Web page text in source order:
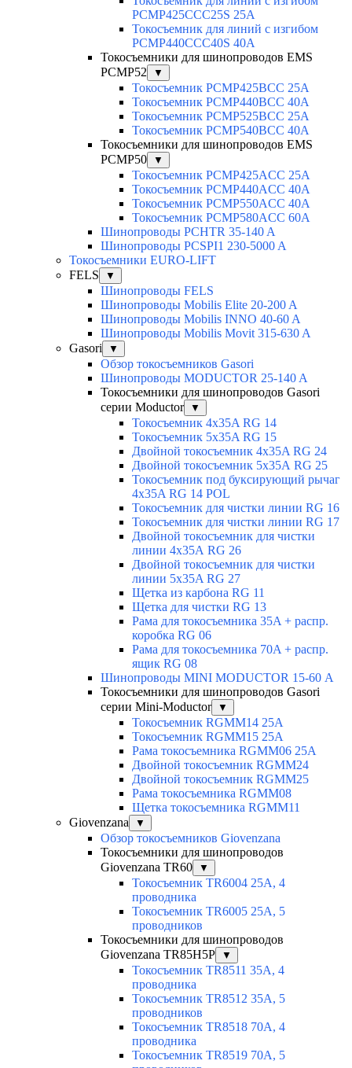
PCMP425CCC25S 25А
Токосъемник для линий с изгибом
PCMP440CCC40S 40А
Токосъемники для шинопроводов EMS
PCMP52
▼
Токосъемник PCMP425BCC 25А
Токосъемник PCMP440BCC 40А
Токосъемник PCMP525BCC 25А
Токосъемник PCMP540BCC 40А
Токосъемники для шинопроводов EMS
PCMP50
▼
Токосъемник PCMP425ACC 25А
Токосъемник PCMP440ACC 40А
Токосъемник PCMP550ACC 40A
Токосъемник PCMP580ACC 60A
Шинопроводы PCHTR 35-140 A
Шинопроводы PCSPI1 230-5000 A
Токосъемники EURO-LIFT
FELS
▼
Шинопроводы FELS
Шинопроводы Mobilis Elite 20-200 A
Шинопроводы Mobilis INNO 40-60 A
Шинопроводы Mobilis Movit 315-630 A
Gasori
▼
Обзор токосъемников Gasori
Шинопроводы MODUCTOR 25-140 A
Токосъемники для шинопроводов Gasori
серии Moductor
▼
Токосъемник 4x35A RG 14
Токосъемник 5x35A RG 15
Двойной токосъемник 4x35A RG 24
Двойной токосъемник 5х35А RG 25
Токосъемник под буксирующий рычаг
4x35A RG 14 POL
Токосъемник для чистки линии RG 16
Токосъемник для чистки линии RG 17
Двойной токосъемник для чистки
линии 4х35А RG 26
Двойной токосъемник для чистки
линии 5x35A RG 27
Щетка из карбона RG 11
Щетка для чистки RG 13
Рама для токосъемника 35A + распр.
коробка RG 06
Рама для токосъемника 70A + распр.
ящик RG 08
Шинопроводы MINI MODUCTOR 15-60 А
Токосъемники для шинопроводов Gasori
серии Mini-Moductor
▼
Токосъемник RGMM14 25А
Токосъемник RGMM15 25А
Рама токосъемника RGMM06 25А
Двойной токосъемник RGMM24
Двойной токосъемник RGMM25
Рама токосъемника RGMM08
Щетка токосъемника RGMM11
Giovenzana
▼
Обзор токосъемников Giovenzana
Токосъемники для шинопроводов
Giovenzana TR60
▼
Токосъемник TR6004 25A, 4
проводника
Токосъемник TR6005 25A, 5
проводников
Токосъемники для шинопроводов
Giovenzana TR85H5P
▼
Токосъемник TR8511 35A, 4
проводника
Токосъемник TR8512 35A, 5
проводников
Токосъемник TR8518 70A, 4
проводника
Токосъемник TR8519 70A, 5